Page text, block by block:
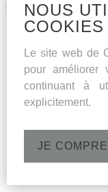
O.L.Vrouwekerk
NOUS
COOKIES
Le site web de
pour améliorer
continuant à
explicitement.
JE